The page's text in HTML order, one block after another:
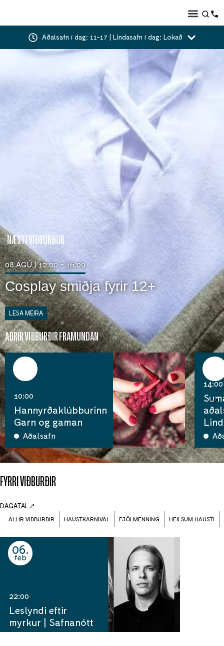
Aðalsafn í dag: 11-17 | Lindasafn í dag: Lokað
NÆSTI VIÐBURÐUR
08.ÁGÚ | 12:00 - 16:00
Cosplay smiðja fyrir 12+
LESA MEIRA
AÐRIR VIÐBURÐIR FRAMUNDAN
10:00
Hannyrðaklúbburinn
Garn og gaman
Aðalsafn
12
14:00
FYRRI VIÐBURÐIR
DAGATAL
ALLIR VIÐBURÐIR HAUSTKARNIVAL FJÖLMENNING HEILSUM HAUSTI
06
feb
22:00
Leslyndi eftir
myrkur | Safnanótt